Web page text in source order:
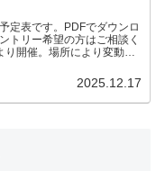
定表です。PDFでダウンロ
トリー希望の方はご相談く
り開催。場所により変動あ
ロードPDFでアップロード
2025.12.17